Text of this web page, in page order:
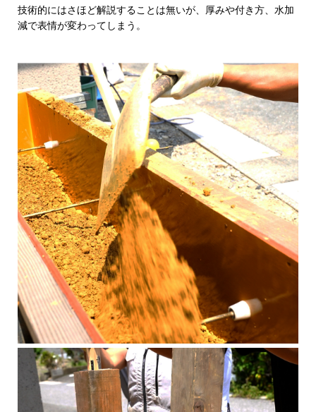
技術的にはさほど解説することは無いが、厚みや付き方、水加
減で表情が変わってしまう。